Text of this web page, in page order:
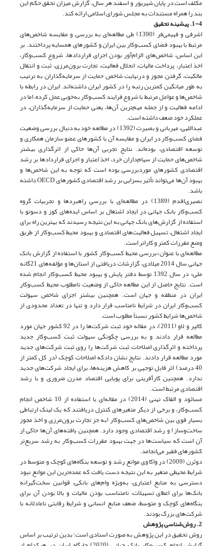
مکلف است در پایان شهریور و اسفند هر سال، گزارش میزان تحقق حکم این
بند را همراه مستندات به مجلس شورای اسلامی ارائه کند.
1-4. پیشینه تحقیق
اشرفی و فهیمی‌فر (1390) طی مطالعه‌ای به بررسی و مقایسه شاخص‌های
مرتبط با بهبود فضای کسب‌وکار بین ایران و کشورهای همسایه پرداختند. بر
این اساس، شاخص‌های الزام‌آور بودن اجرای قراردادها، شروع کسب‌وکار،
اخذ اعتبار، پرداخت مالیات، انحلال فعالیت، تجارت برون‌مرزی، ثبت و انتقال
مالکیت، گرفتن مجوز و درنهایت شاخص حمایت از سرمایه‌گذاران به ترتیب
به طور میانگین کمترین رتبه را در کشور ایران داشته‌اند. ایران در رابطه با
شاخص‌ها و عوامل مرتبط با شروع فرایند کسب‌وکار به‌خوبی عمل کرده، اما در
ادامه فعالیت و از جمله مهم‌ترین آن‌ها، یعنی حمایت از سرمایه‌گذاران، در
عملکرد خود ضعف داشته است.
عبداللهی، مهربانی و بصیرت (1392) در مطالعه خود به دنبال بررسی وضعیت
فضای کسب‌و‌کار در ایران و مقایسه آن با کشورهای عضو سازمان همکاری و
توسعه اقتصادی، بوده‌اند. نتایج تجربی آن‌ها حاکی از اثرگذاری بیشتر
شاخص‌های حمایت از سهام‌داران خرد، اخذ اعتبار و اجرای قراردادها بر رشد
اقتصادی کشورهای مورد‌بررسی بوده است که توجه به این شاخص‌ها و
بهبود آن‌ها می‌تواند تأثیر بسزایی بر رشد اقتصادی کشورهای OECD داشته
باشد.
نصیری‌اقدم (1389) در مطالعه‌ای با بررسی راهبردها و تجربیات گروه
کسب‌و‌کار بانک جهانی در ایجاد اشتغال بر اساس ایده‌های کوز و دسوتو با
استفاده از گزارش‌های بانک جهانی به این نتیجه رسیدند که بهترین راه برای
ایجاد اشتغال، تسهیل فعالیت‌های اقتصادی و بهبود محیط کسب‌و‌کار از طریق
وضع مقررات کمتر و کاراتر است.
مطالعه‌ای با عنوان «بررسی محیط کسب‌و‌کار کشور با استفاده از گزارش بانک
جهانی سال 2014 میلادی، گزارشات دریافتی از استان‌ها و مؤلفه‌های 21‌گانه
ملی» در سال 1392 توسط دفتر پایش و بهبود محیط کسب‌و‌کار انجام شده
است. نتایج حاصل از این مطالعه حاکی از وضعیت نامطلوب محیط کسب‌و‌کار
ایران در منطقه و جهان است. همچنین بیشتر اجزای شاخص سهولت
کسب‌و‌کار ایران در شرایط نامناسب قرار دارد و تنها در تعداد محدودی از
شاخص‌ها شرایط کشور نسبتاً مطلوب است.
کالپر و لاو (2011)، در مقاله خود ثبت شرکت‌ها را در 92 کشور جهان مورد
مطالعه قرار دادند و به بررسی چگونگی سهولت ثبت کسب‌و‌کار جدید
پرداخته و اثرگذاری اصلاحات ثبت شرکت‌ها را روی ثبت شرکت‌های جدید
مورد مطالعه قرار دادند. نتایج نشان دادکه اصلاحات کوچک (در کل کمتر از
40 درصد) اثر قابل توجهی بر کاهش هزینه‌ها، برای ایجاد شرکت‌های جدید
ندارد. همچنین کار‌آفرینی برای پویایی اقتصاد مدرن ضروری و با رشد
اقتصادی مرتبط است.
مسائود و القاک تهنی (2014) در مقاله‌ای با استفاده از 10 شاخص انجام
کسب‌و‌کار، و برخی از دیگر متغیرهای کنترل دریافتند که یک لینک ارتباطی
بسیار قوی بین شاخص‌های کسب‌و‌کار (به جز تجارت برون‌مرزی و اخذ مجوز
ساخت‌و‌ساز) و رشد اقتصادی وجود دارد. همچنین یافته‌های آن‌ها حاکی از
آن است که سیاست‌ها در جهت بهبود مقررات کسب‌و‌کار به رشد سریع‌تر
کشورهای فقیر می‌انجامد.
دوئرن (2009) در واکاوی موانع رشد و توسعه بنگاه‌های کوچک و متوسط در
شرایط محیطی متغیر به این نتیجه دست یافت که عمده‌ترین این موانع نبود
دسترسی به منابع اعتباری، به‌ویژه وام‌های بانکی، قوانین سخت‌گیرانه
بانک‌ها برای اعطای تسهیلات، نامتناسب بودن مالیات و بالا بودن آن برای
بنگاه‌های کوچک و متوسط، ضعف منابع انسانی و شرایط رقابتی ناعادلانه با
شرکت‌های بزرگ بودند.
2. روش‌شناسی پژوهش
روش تحقیق در این پژوهش به صورت اسنادی است؛ بدین ترتیب بر اساس